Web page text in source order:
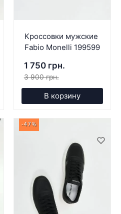
Кроссовки мужские
Fabio Monelli 199599
1 750 грн.
3 900 грн.
В корзину
-47%